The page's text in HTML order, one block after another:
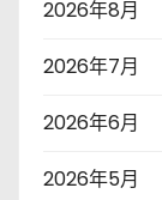
2026年8月
2026年7月
2026年6月
2026年5月